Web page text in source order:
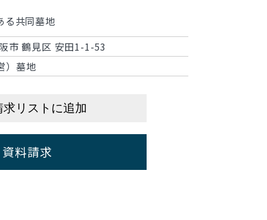
る共同墓地
市 鶴見区 安田1-1-53
）墓地
求リストに追加
資料請求